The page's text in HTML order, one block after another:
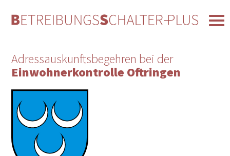
Adressauskunftsbegehren bei der
Einwohnerkontrolle Oftringen